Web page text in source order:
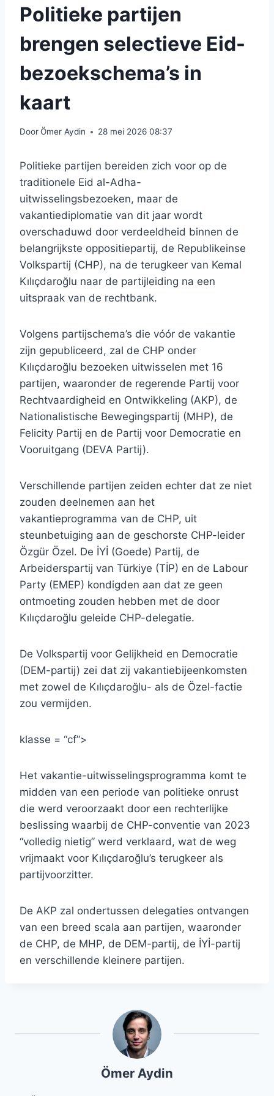
Politieke partijen
brengen selectieve Eid-
bezoekschema’s in
kaart
DoorÖmer Aydin 28 mei 2026 08:37
Politieke partijen bereiden zich voor op de
traditionele Eid al-Adha-
uitwisselingsbezoeken, maar de
vakantiediplomatie van dit jaar wordt
overschaduwd door verdeeldheid binnen de
belangrijkste oppositiepartij, de Republikeinse
Volkspartij (CHP), na de terugkeer van Kemal
Kılıçdaroğlu naar de partijleiding na een
uitspraak van de rechtbank.
Volgens partijschema’s die vóór de vakantie
zijn gepubliceerd, zal de CHP onder
Kılıçdaroğlu bezoeken uitwisselen met 16
partijen, waaronder de regerende Partij voor
Rechtvaardigheid en Ontwikkeling (AKP), de
Nationalistische Bewegingspartij (MHP), de
Felicity Partij en de Partij voor Democratie en
Vooruitgang (DEVA Partij).
Verschillende partijen zeiden echter dat ze niet
zouden deelnemen aan het
vakantieprogramma van de CHP, uit
steunbetuiging aan de geschorste CHP-leider
Özgür Özel. De İYİ (Goede) Partij, de
Arbeiderspartij van Türkiye (TİP) en de Labour
Party (EMEP) kondigden aan dat ze geen
ontmoeting zouden hebben met de door
Kılıçdaroğlu geleide CHP-delegatie.
De Volkspartij voor Gelijkheid en Democratie
(DEM-partij) zei dat zij vakantiebijeenkomsten
met zowel de Kılıçdaroğlu- als de Özel-factie
zou vermijden.
klasse = “cf”>
Het vakantie-uitwisselingsprogramma komt te
midden van een periode van politieke onrust
die werd veroorzaakt door een rechterlijke
beslissing waarbij de CHP-conventie van 2023
“volledig nietig” werd verklaard, wat de weg
vrijmaakt voor Kılıçdaroğlu’s terugkeer als
partijvoorzitter.
De AKP zal ondertussen delegaties ontvangen
van een breed scala aan partijen, waaronder
de CHP, de MHP, de DEM-partij, de İYİ-partij
en verschillende kleinere partijen.
Ömer Aydin